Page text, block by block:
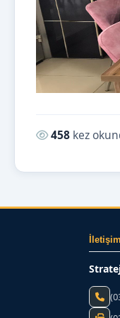
Okunma
458 kez
İletişim